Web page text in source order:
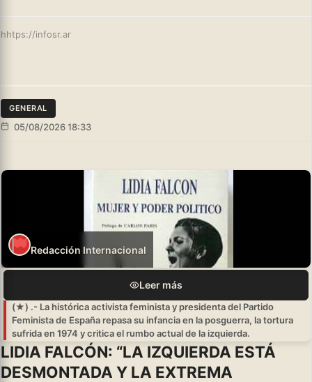
hhtps://infosr.ar
GENERAL
05/08/2026 18:33
Redacción Internacional
Leer más
(★) .- La histórica activista feminista y presidenta del Partido
Feminista de España repasa su infancia en la posguerra, la tortura
sufrida en 1974 y critica el rumbo actual de la izquierda.
LIDIA FALCÓN: “LA IZQUIERDA ESTÁ
DESMONTADA Y LA EXTREMA